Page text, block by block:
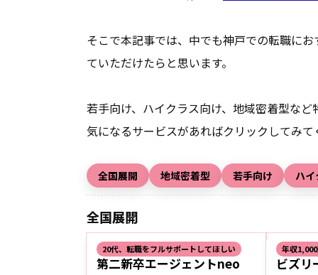
そこで本記事では、中でも神戸での転職に
ていただけたらと思います。
若手向け、ハイクラス向け、地域密着型な
気になるサービスがあればクリックしてみて
全国展開 地域密着型 若手向け ハ
全国展開
20代、転職をフルサポートしてほしい
第二新卒エージェントneo
年収
ビズリ